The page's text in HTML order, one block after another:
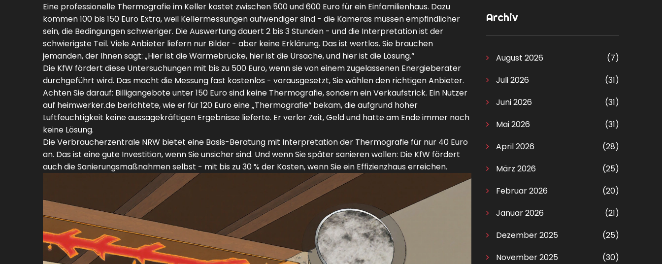
Eine professionelle Thermografie im Keller kostet zwischen 500 und 600 Euro für ein Einfamilienhaus. Dazu
kommen 100 bis 150 Euro Extra, weil Kellermessungen aufwendiger sind - die Kameras müssen empfindlicher
sein, die Bedingungen schwieriger. Die Auswertung dauert 2 bis 3 Stunden - und die Interpretation ist der
schwierigste Teil. Viele Anbieter liefern nur Bilder - aber keine Erklärung. Das ist wertlos. Sie brauchen
jemanden, der Ihnen sagt: „Hier ist die Wärmebrücke, hier ist die Ursache, und hier ist die Lösung.“
Die KfW fördert diese Untersuchungen mit bis zu 500 Euro, wenn sie von einem zugelassenen Energieberater
durchgeführt wird. Das macht die Messung fast kostenlos - vorausgesetzt, Sie wählen den richtigen Anbieter.
Achten Sie darauf: Billigangebote unter 150 Euro sind keine Thermografie, sondern ein Verkaufstrick. Ein Nutzer
auf heimwerker.de berichtete, wie er für 120 Euro eine „Thermografie“ bekam, die aufgrund hoher
Luftfeuchtigkeit keine aussagekräftigen Ergebnisse lieferte. Er verlor Zeit, Geld und hatte am Ende immer noch
keine Lösung.
Die Verbraucherzentrale NRW bietet eine Basis-Beratung mit Interpretation der Thermografie für nur 40 Euro
an. Das ist eine gute Investition, wenn Sie unsicher sind. Und wenn Sie später sanieren wollen: Die KfW fördert
auch die Sanierungsmaßnahmen selbst - mit bis zu 30 % der Kosten, wenn Sie ein Effizienzhaus erreichen.
Archiv
August 2026
(7)
Juli 2026
(31)
Juni 2026
(31)
Mai 2026
(31)
April 2026
(28)
März 2026
(25)
Februar 2026
(20)
Januar 2026
(21)
Dezember 2025
(25)
November 2025
(30)